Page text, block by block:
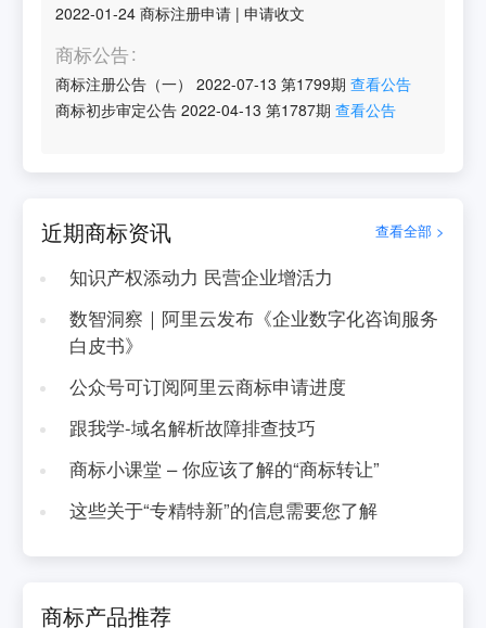
2022-01-24 商标注册申请 |申请收文
商标公告
商标注册公告（一） 2022-07-13 第1799期 查看公告
商标初步审定公告 2022-04-13 第1787期 查看公告
近期商标资讯 查看全部 >
知识产权添动力 民营企业增活力
数智洞察｜阿里云发布《企业数字化咨询服务
白皮书》
公众号可订阅阿里云商标申请进度
跟我学-域名解析故障排查技巧
商标小课堂 – 你应该了解的“商标转让”
这些关于“专精特新”的信息需要您了解
商标产品推荐